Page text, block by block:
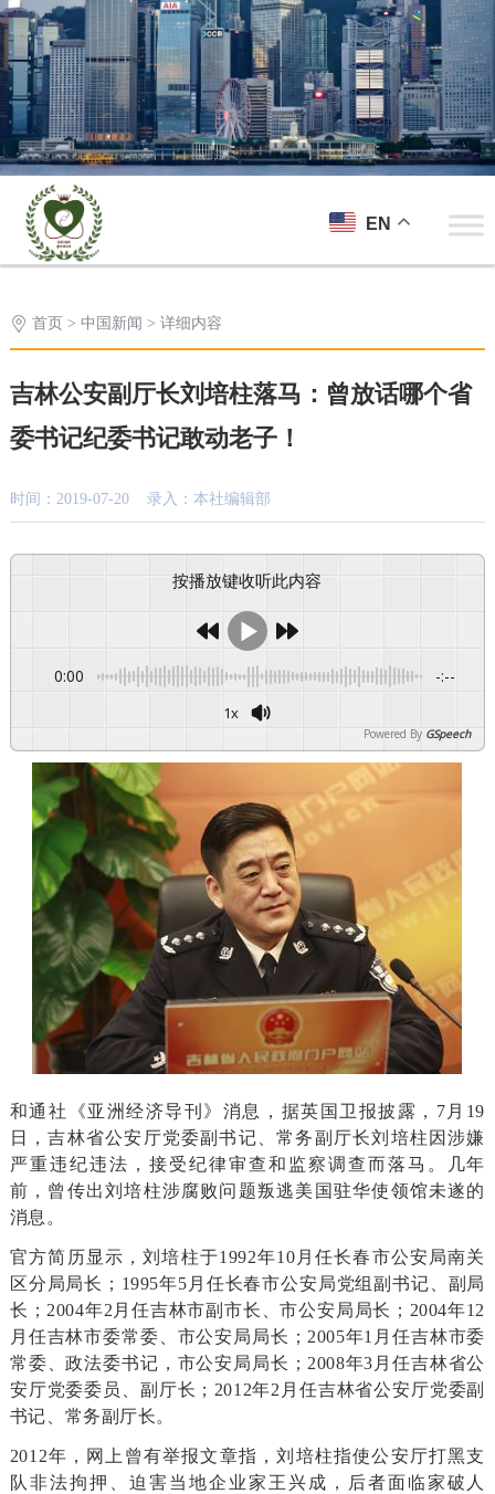
EN
首页 > 中国新闻 > 详细内容
吉林公安副厅长刘培柱落马：曾放话哪个省
委书记纪委书记敢动老子！
时间：2019-07-20 录入：本社编辑部
按播放键收听此内容
0:00 -:--
1x
Powered By GSpeech
和通社《亚洲经济导刊》消息，据英国卫报披露，7月19
日，吉林省公安厅党委副书记、常务副厅长刘培柱因涉嫌
严重违纪违法，接受纪律审查和监察调查而落马。
几年
前，曾传出刘培柱涉腐败问题叛逃美国驻华使领馆未遂的
消息。
官方简历显示，刘培柱于1992年10月任长春市公安局南关
区分局局长； 1995年5月任长春市公安局党组副书记、副局
长； 2004年2月任吉林市副市长、市公安局局长； 2004年12
月任吉林市委常委、市公安局局长； 2005年1月任吉林市委
常委、政法委书记，市公安局局长； 2008年3月任吉林省公
安厅党委委员、副厅长； 2012年2月任吉林省公安厅党委副
书记、常务副厅长。
2012年，网上曾有举报文章指，刘培柱指使公安厅打黑支
队非法拘押、迫害当地企业家王兴成，后者面临家破人